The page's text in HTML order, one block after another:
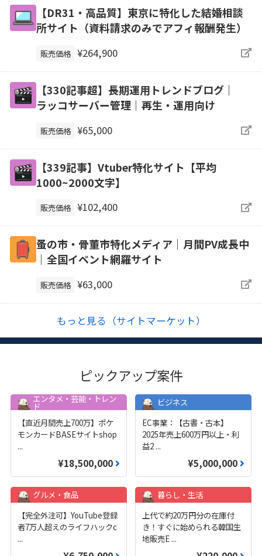
【DR31・高品質】東京に特化した結婚相談
所サイト（資料請求のみでアフィ報酬発生）
販売価格 ¥264,900
【330記事超】長期運用トレンドブログ｜
ラッコサーバー管理｜再生・運用向け
販売価格 ¥65,000
【339記事】Vtuber特化サイト【平均
1000~2000文字】
販売価格 ¥102,400
蚤の市・骨董市特化メディア｜月間PV成長中
｜全国イベント網羅サイト
販売価格 ¥63,000
もっと見る（サイトマーケット）
ピックアップ案件
エンタメ・芸能・トレン
ド
【直近月間売上700万】ポケ
モンカードBASEサイトshop
...
¥18,500,000
ビジネス
EC事業：【古書・古本】
2025年売上600万円以上・利
益2 ...
¥5,000,000
グルメ・食品
【完全外注可】YouTube登録
者7万人超えのライフハックc
...
暮らし・生活
上代で約20万円分の在庫付
き！すぐに始められる韓国生
地販売E ...